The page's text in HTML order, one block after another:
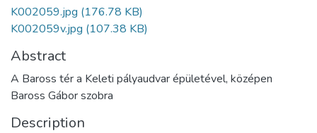
K002059.jpg (176.78 KB)
K002059v.jpg (107.38 KB)
Abstract
A Baross tér a Keleti pályaudvar épületével, középen
Baross Gábor szobra
Description